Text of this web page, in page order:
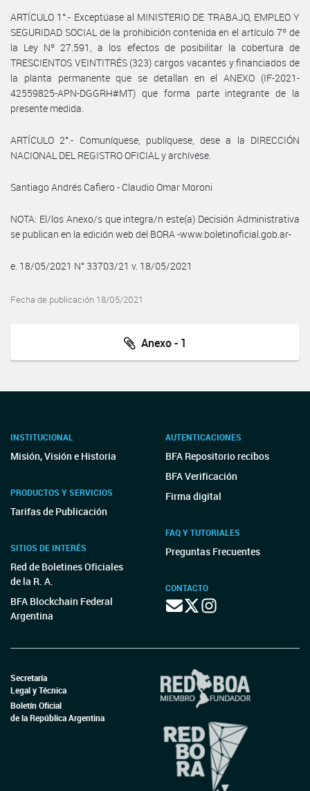
ARTÍCULO 1°.- Exceptúase al MINISTERIO DE TRABAJO, EMPLEO Y
SEGURIDAD SOCIAL de la prohibición contenida en el artículo 7º de
la Ley Nº 27.591, a los efectos de posibilitar la cobertura de
TRESCIENTOS VEINTITRÉS (323) cargos vacantes y financiados de
la planta permanente que se detallan en el ANEXO (IF-2021-
42559825-APN-DGGRH#MT) que forma parte integrante de la
presente medida.
ARTÍCULO 2°.- Comuníquese, publíquese, dese a la DIRECCIÓN
NACIONAL DEL REGISTRO OFICIAL y archívese.
Santiago Andrés Cafiero - Claudio Omar Moroni
NOTA: El/los Anexo/s que integra/n este(a) Decisión Administrativa
se publican en la edición web del BORA -www.boletinoficial.gob.ar-
e. 18/05/2021 N° 33703/21 v. 18/05/2021
Fecha de publicación 18/05/2021
Anexo - 1
INSTITUCIONAL
Misión, Visión e Historia
PRODUCTOS Y SERVICIOS
Tarifas de Publicación
SITIOS DE INTERÉS
Red de Boletines Oficiales
de la R. A.
BFA Blockchain Federal
Argentina
AUTENTICACIONES
BFA Repositorio recibos
BFA Verificación
Firma digital
FAQ Y TUTORIALES
Preguntas Frecuentes
CONTACTO
Secretaría
Legal y Técnica
Boletín Oficial
de la República Argentina